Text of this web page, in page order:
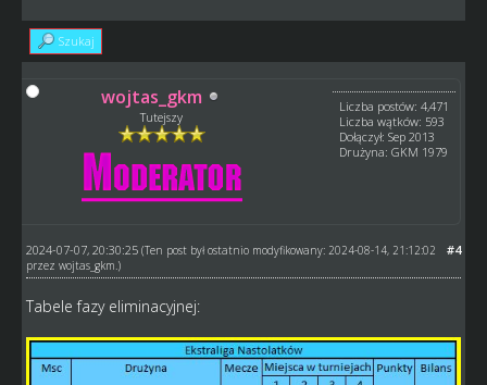
Szukaj
wojtas_gkm
Tutejszy
Liczba postów: 4,471
Liczba wątków: 593
Dołączył: Sep 2013
Drużyna: GKM 1979
#4
2024-07-07, 20:30:25 (Ten post był ostatnio modyfikowany: 2024-08-14, 21:12:02
przez wojtas_gkm.)
Tabele fazy eliminacyjnej: